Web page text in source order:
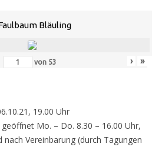
Bläuling
von 53 › »
19.00 Uhr
geöffnet Mo. – Do. 8.30 – 16.00 Uhr,
nach Vereinbarung (durch Tagungen